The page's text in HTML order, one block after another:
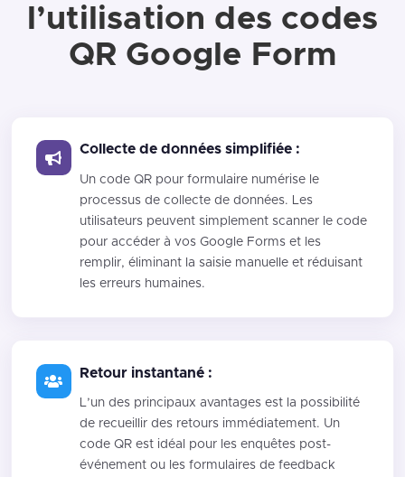
l’utilisation des codes
QR Google Form
Collecte de données simplifiée :
Un code QR pour formulaire numérise le
processus de collecte de données. Les
utilisateurs peuvent simplement scanner le code
pour accéder à vos Google Forms et les
remplir, éliminant la saisie manuelle et réduisant
les erreurs humaines.
Retour instantané :
L’un des principaux avantages est la possibilité
de recueillir des retours immédiatement. Un
code QR est idéal pour les enquêtes post-
événement ou les formulaires de feedback